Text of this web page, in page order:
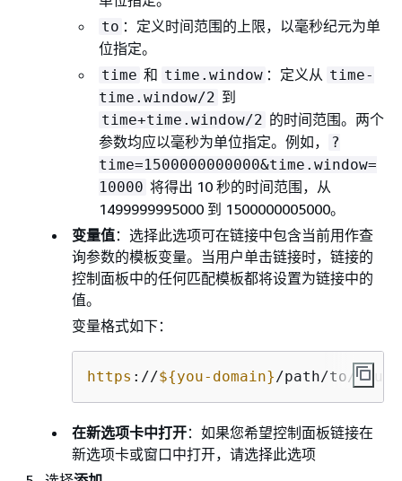
to ：定义时间范围的上限，以毫秒纪元为单
位指定。
time 和 time.window ：定义从 time-
time.window/2 到
time+time.window/2 的时间范围。两个
参数均应以毫秒为单位指定。例如，
?
time=1500000000000&time.window=
10000 将得出 10 秒的时间范围，从
1499999995000 到 1500000005000。
变量值：选择此选项可在链接中包含当前用作查
询参数的模板变量。当用户单击链接时，链接的
控制面板中的任何匹配模板都将设置为链接中的
值。
变量格式如下：
https ://${you-domain}/path/to/your/
在新选项卡中打开：如果您希望控制面板链接在
新选项卡或窗口中打开，请选择此选项